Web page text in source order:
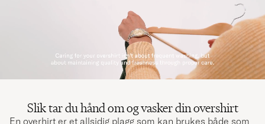
Slik tar du hånd om og vasker din overshirt
En overhirt er et allsidig plagg som kan brukes både som